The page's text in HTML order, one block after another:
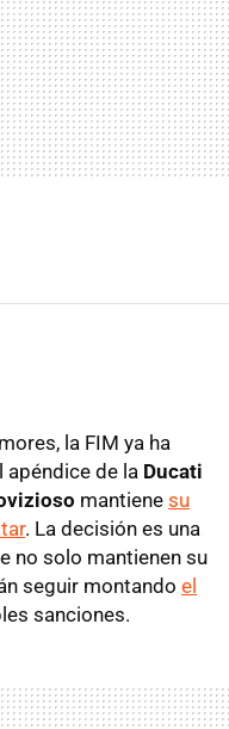
la FIM ya ha
apéndice de la Ducati
mantiene su
. La decisión es una
no solo mantienen su
seguir montando el
sanciones.